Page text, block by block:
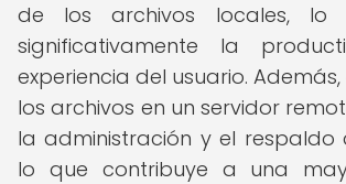
de los archivos locales, lo
significativamente la
experiencia del usuario.
los archivos en un servidor
la administración y el respaldo
lo que contribuye a una